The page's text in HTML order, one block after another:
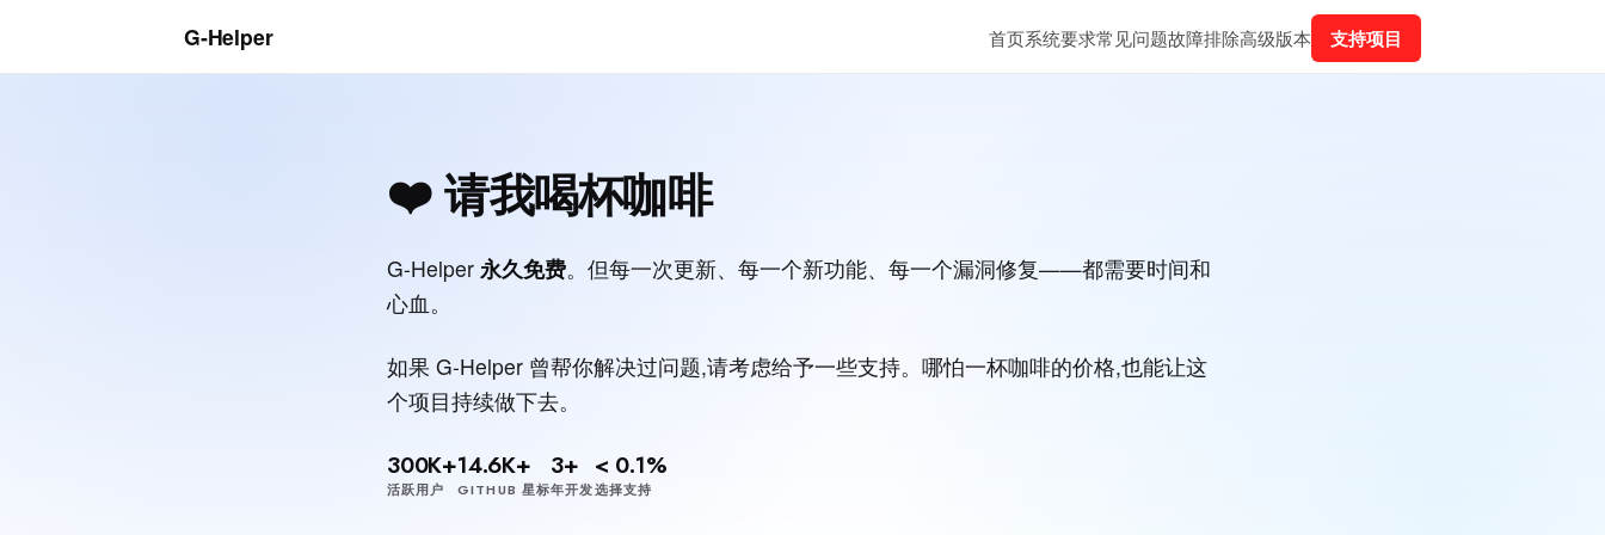
G‑Helper 首页系统要求常见问题故障排除高级版本 支持项目
❤️ 请我喝杯咖啡
G-Helper 永久免费。但每一次更新、每一个新功能、每一个漏洞修复——都需要时间和
心血。
如果 G-Helper 曾帮你解决过问题,请考虑给予一些支持。哪怕一杯咖啡的价格,也能让这
个项目持续做下去。
300K+
活跃用户
14.6K+
GITHUB 星标
3+
年开发
< 0.1%
选择支持